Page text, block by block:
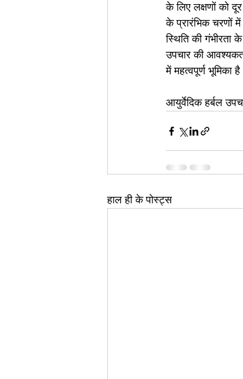
के लिए लक्षणों को
के प्रारंभिक चरणों
स्थिति की गंभीरता
उपचार की
में महत्वपूर्ण भूमिका
आयुर्वेदिक हर्बल
हाल ही के पोस्ट्स